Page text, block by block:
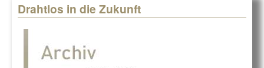
Drahtlos in die Zukunft
Pages